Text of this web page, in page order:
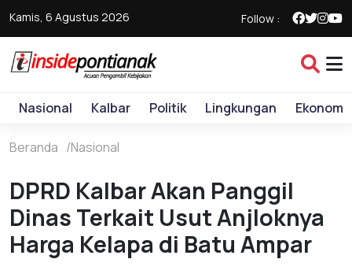
Kamis, 6 Agustus 2026 Follow :
Nasional Kalbar Politik Lingkungan Ekonomi
Beranda Nasional
DPRD Kalbar Akan Panggil
Dinas Terkait Usut Anjloknya
Harga Kelapa di Batu Ampar